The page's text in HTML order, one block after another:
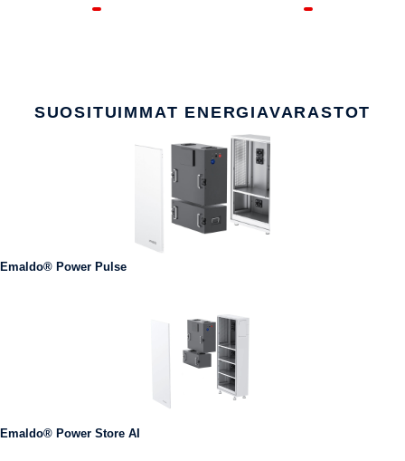
SUOSITUIMMAT ENERGIAVARASTOT
Emaldo® Power Pulse
Emaldo® Power Store AI